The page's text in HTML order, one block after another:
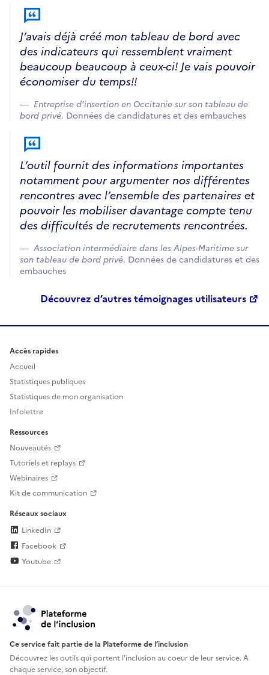
J’avais déjà créé mon tableau de bord avec
des indicateurs qui ressemblent vraiment
beaucoup beaucoup à ceux-ci! Je vais pouvoir
économiser du temps!!
Entreprise d’insertion en Occitanie sur son tableau de
bord privé. Données de candidatures et des embauches
L’outil fournit des informations importantes
notamment pour argumenter nos différentes
rencontres avec l’ensemble des partenaires et
pouvoir les mobiliser davantage compte tenu
des difficultés de recrutements rencontrées.
Association intermédiaire dans les Alpes-Maritime sur
son tableau de bord privé. Données de candidatures et des
embauches
Découvrez d’autres témoignages utilisateurs
Accès rapides
Accueil
Statistiques publiques
Statistiques de mon organisation
Infolettre
Ressources
Nouveautés
Tutoriels et replays
Webinaires
Kit de communication
Réseaux sociaux
LinkedIn
Facebook
Youtube
Ce service fait partie de la Plateforme de l’inclusion
Découvrez les outils qui portent l'inclusion aucoeur de leur service. A
chaque service, son objectif.